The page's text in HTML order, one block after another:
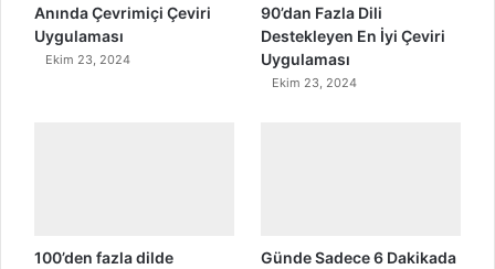
Anında Çevrimiçi Çeviri
Uygulaması
Ekim 23, 2024
90’dan Fazla Dili
Destekleyen En İyi Çeviri
Uygulaması
Ekim 23, 2024
100’den fazla dilde
Günde Sadece 6 Dakikada